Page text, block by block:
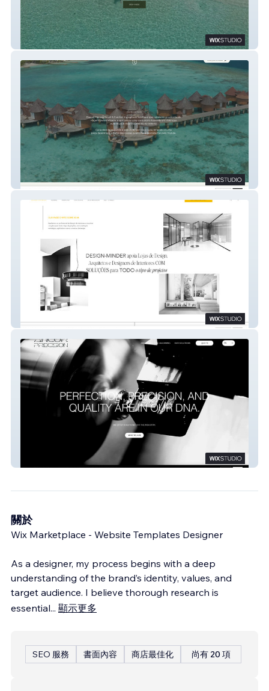
Free Mind Luxury Travel
Raquel Hennig Travel & Comfort
Ancor Precision CNC Machining
關於
Wix Marketplace - Website Templates Designer
As a designer, my process begins with a deep
understanding of the brand’s identity, values, and
target audience. I believe thorough research is
essential... 顯示更多
SEO 服務 書面內容 商店最佳化 尚有 20 項